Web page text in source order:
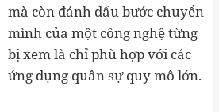
mà còn đánh dấu bước chuyển
mình của một công nghệ từng
bị xem là chỉ phù hợp với các
ứng dụng quân sự quy mô lớn.